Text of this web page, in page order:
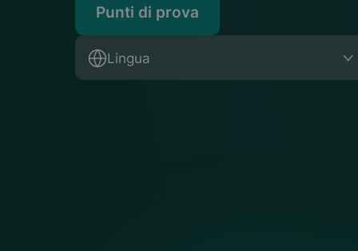
Punti di prova
Lingua